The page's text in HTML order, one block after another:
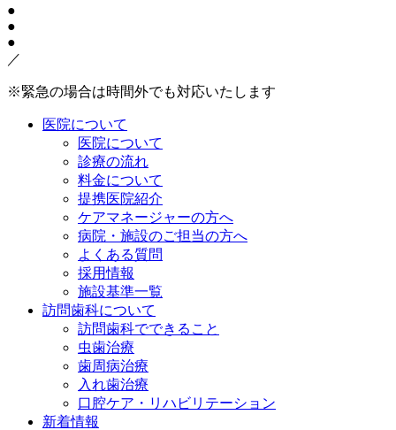
●
●
●
／
※緊急の場合は時間外でも対応いたします
医院について
医院について
診療の流れ
料金について
提携医院紹介
ケアマネージャーの方へ
病院・施設のご担当の方へ
よくある質問
採用情報
施設基準一覧
訪問歯科について
訪問歯科でできること
虫歯治療
歯周病治療
入れ歯治療
口腔ケア・リハビリテーション
新着情報